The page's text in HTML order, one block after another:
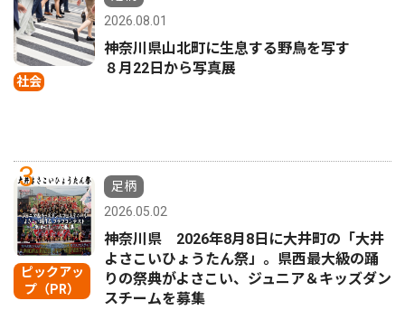
社会
2026.08.01
神奈川県山北町に生息する野鳥を写す
８月22日から写真展
3
ピックアッ
プ（PR）
足柄
2026.05.02
神奈川県 2026年8月8日に大井町の「大井
よさこいひょうたん祭」。県西最大級の踊
りの祭典がよさこい、ジュニア＆キッズダン
スチームを募集